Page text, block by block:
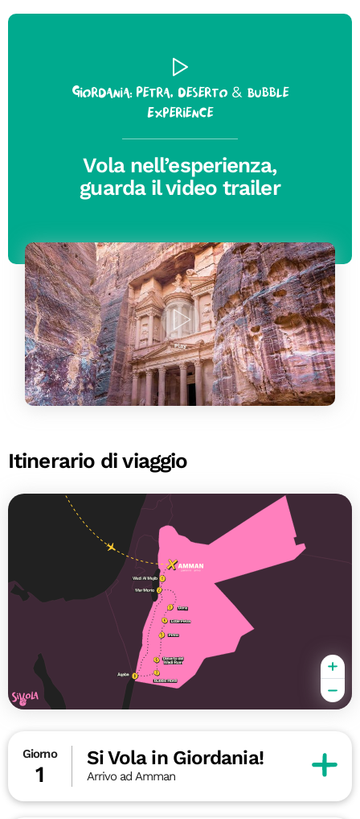
Giordania: Petra, Deserto & Bubble
Experience
Vola nell’esperienza,
guarda il video trailer
Itinerario di viaggio
Giorno
1
Si Vola in Giordania!
Arrivo ad Amman